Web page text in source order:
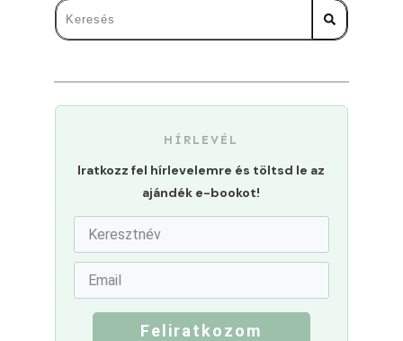
HÍRLEVÉL
Iratkozz fel hírlevelemre és töltsd le az
ajándék e-bookot!
Feliratkozom